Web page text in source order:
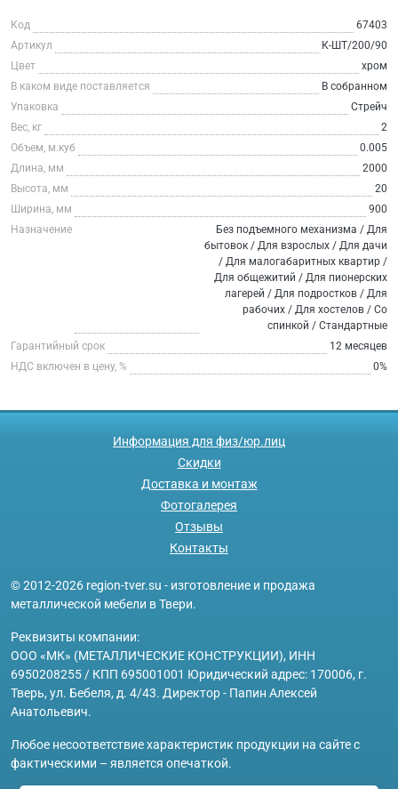
Код
67403
Артикул
К-ШТ/200/90
Цвет
хром
В каком виде поставляется
В собранном
Упаковка
Стрейч
Вес, кг
2
Объем, м.куб
0.005
Длина, мм
2000
Высота, мм
20
Ширина, мм
900
Назначение
Без подъемного механизма / Для
бытовок / Для взрослых / Для дачи
/ Для малогабаритных квартир /
Для общежитий / Для пионерских
лагерей / Для подростков / Для
рабочих / Для хостелов / Со
спинкой / Стандартные
Гарантийный срок
12 месяцев
НДС включен в цену, %
0%
Информация для физ/юр.лиц
Скидки
Доставка и монтаж
Фотогалерея
Отзывы
Контакты
© 2012-2026 region-tver.su - изготовление и продажа
металлической мебели в Твери.
Реквизиты компании:
ООО «МК» (МЕТАЛЛИЧЕСКИЕ КОНСТРУКЦИИ), ИНН
6950208255 / КПП 695001001 Юридический адрес: 170006, г.
Тверь, ул. Бебеля, д. 4/43. Директор - Папин Алексей
Анатольевич.
Любое несоответствие характеристик продукции на сайте с
фактическими – является опечаткой.